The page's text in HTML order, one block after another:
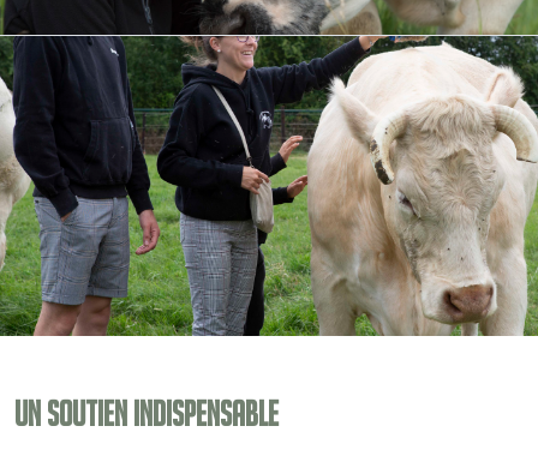
Un soutien indispensable